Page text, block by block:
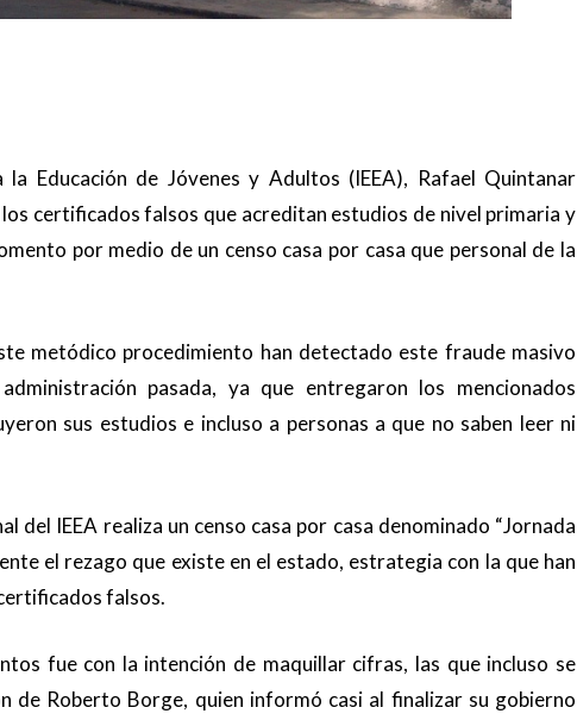
Educación de Jóvenes y Adultos (IEEA), Rafael Quintanar
certificados falsos que acreditan estudios de nivel primaria y
por medio de un censo casa por casa que personal de la
metódico procedimiento han detectado este fraude masivo
pasada, ya que entregaron los mencionados
sus estudios e incluso a personas a que no saben leer ni
del IEEA realiza un censo casa por casa denominado “Jornada
el rezago que existe en el estado, estrategia con la que han
falsos.
fue con la intención de maquillar cifras, las que incluso se
de Roberto Borge, quien informó casi al finalizar su gobierno